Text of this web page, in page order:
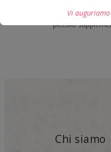
piccolo
Chi siamo
Vi auguriamo